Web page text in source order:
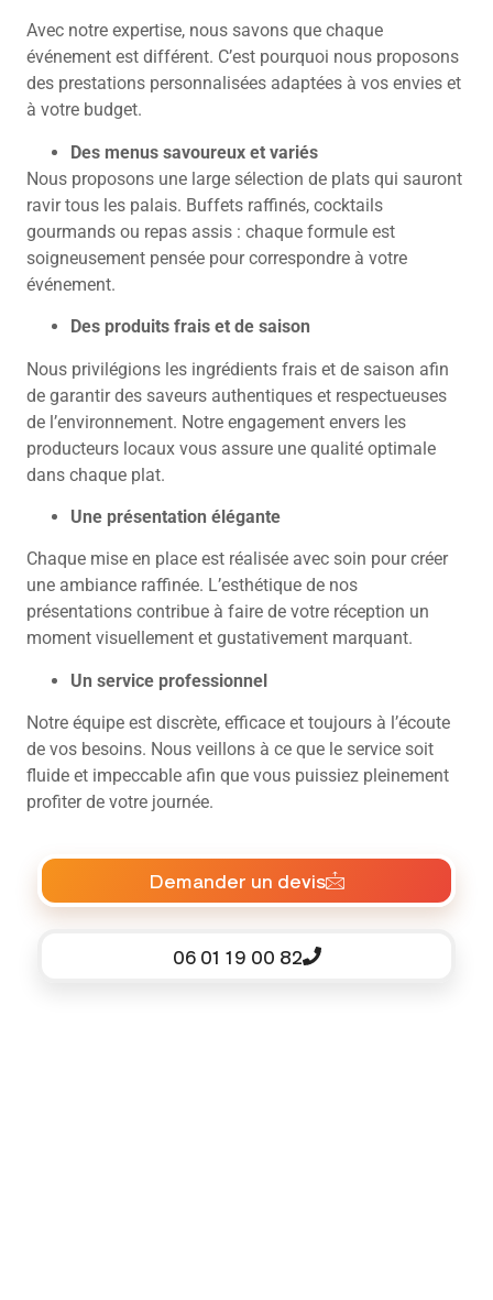
Avec notre expertise, nous savons que chaque
événement est différent. C’est pourquoi nous proposons
des prestations personnalisées adaptées à vos envies et
à votre budget.
Des menus savoureux et variés
Nous proposons une large sélection de plats qui sauront
ravir tous les palais. Buffets raffinés, cocktails
gourmands ou repas assis : chaque formule est
soigneusement pensée pour correspondre à votre
événement.
Des produits frais et de saison
Nous privilégions les ingrédients frais et de saison afin
de garantir des saveurs authentiques et respectueuses
de l’environnement. Notre engagement envers les
producteurs locaux vous assure une qualité optimale
dans chaque plat.
Une présentation élégante
Chaque mise en place est réalisée avec soin pour créer
une ambiance raffinée. L’esthétique de nos
présentations contribue à faire de votre réception un
moment visuellement et gustativement marquant.
Un service professionnel
Notre équipe est discrète, efficace et toujours à l’écoute
de vos besoins. Nous veillons à ce que le service soit
fluide et impeccable afin que vous puissiez pleinement
profiter de votre journée.
Demander un devis
06 01 19 00 82